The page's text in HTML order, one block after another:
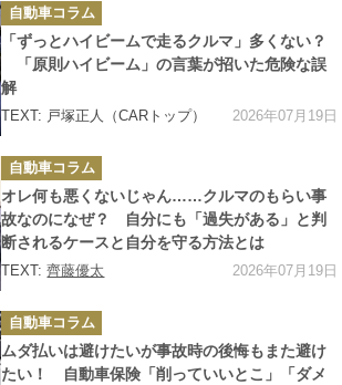
カ
テ
ゴ
リ
自動車コラム
「ずっとハイビームで走るクルマ」多くない？
「原則ハイビーム」の言葉が招いた危険な誤
解
TEXT: 戸塚正人（CARトップ） 2026年07月19日
カ
テ
ゴ
リ
ー
自動車コラム
オレ何も悪くないじゃん……クルマのもらい事
故なのになぜ？ 自分にも「過失がある」と判
断されるケースと自分を守る方法とは
TEXT:齊藤優太 2026年07月19日
カ
テ
ゴ
リ
ー
自動車コラム
ムダ払いは避けたいが事故時の後悔もまた避け
たい！ 自動車保険「削っていいとこ」「ダメ